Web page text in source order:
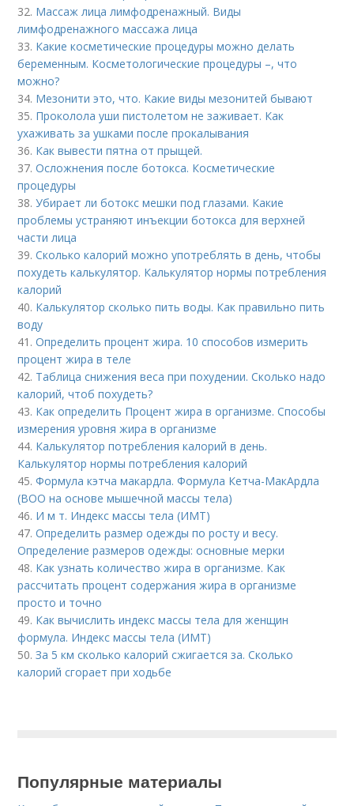
32. Массаж лица лимфодренажный. Виды
лимфодренажного массажа лица
33. Какие косметические процедуры можно делать
беременным. Косметологические процедуры –, что
можно?
34. Мезонити это, что. Какие виды мезонитей бывают
35. Проколола уши пистолетом не заживает. Как
ухаживать за ушками после прокалывания
36. Как вывести пятна от прыщей.
37.Осложнения после ботокса. Косметические
процедуры
38.Убирает ли ботокс мешки под глазами. Какие
проблемы устраняют инъекции ботокса для верхней
части лица
39.Сколько калорий можно употреблять в день, чтобы
похудеть калькулятор. Калькулятор нормы потребления
калорий
40. Калькулятор сколько пить воды. Как правильно пить
воду
41.Определить процент жира. 10 способов измерить
процент жира в теле
42. Таблица снижения веса при похудении. Сколько надо
калорий, чтоб похудеть?
43. Как определить Процент жира в организме. Способы
измерения уровня жира в организме
44. Калькулятор потребления калорий в день.
Калькулятор нормы потребления калорий
45.Формула кэтча макардла. Формула Кетча-МакАрдла
(ВОО на основе мышечной массы тела)
46. И м т. Индекс массы тела (ИМТ)
47.Определить размер одежды по росту и весу.
Определение размеров одежды: основные мерки
48. Как узнать количество жира в организме. Как
рассчитать процент содержания жира в организме
просто и точно
49. Как вычислить индекс массы тела для женщин
формула. Индекс массы тела (ИМТ)
50.За 5 км сколько калорий сжигается за. Сколько
калорий сгорает при ходьбе
Популярные материалы